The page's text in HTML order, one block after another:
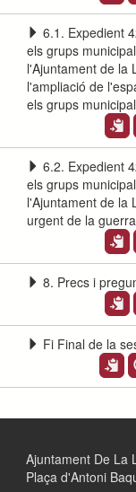
6.1. Expedient
els grups
l'Ajuntament de la
l'ampliació de
els grups
6.2. Expedient
els grups
l'Ajuntament de la
urgent de la
8. Precs i
Fi Final de la
Ajuntament De La
Plaça d'Antoni